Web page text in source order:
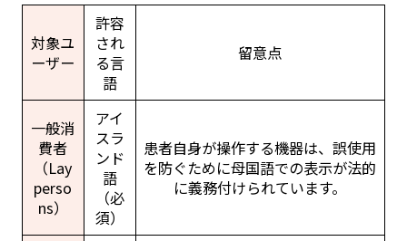
対象ユ
ーザー
許容
され
る言
語
留意点
一般消
費者
（Lay
perso
ns）
アイ
スラ
ンド
語
（必
須）
患者自身が操作する機器は、誤使用
を防ぐために母国語での表示が法的
に義務付けられています。